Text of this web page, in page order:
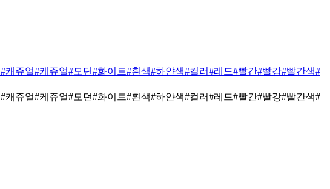
#캐쥬얼#케쥬얼#모던#화이트#흰색#하얀색#컬러#레드#빨간#빨강#빨간색#
#캐쥬얼#케쥬얼#모던#화이트#흰색#하얀색#컬러#레드#빨간#빨강#빨간색#